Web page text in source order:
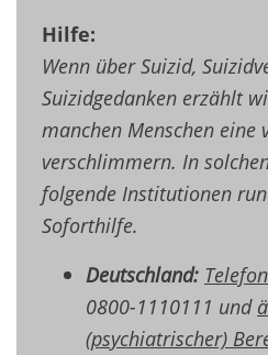
Hilfe:
Wenn über Suizid,
Suizidgedanken erzählt
manchen Menschen eine
verschlimmern. In
folgende Institutionen
Soforthilfe.
Deutschland:
0800-1110111 und
(psychiatrischer)